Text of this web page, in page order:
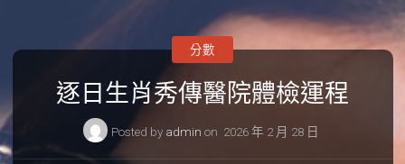
逐日生肖秀傳醫院體檢運程
Posted by admin on 2026 年 2 月 28 日
分數